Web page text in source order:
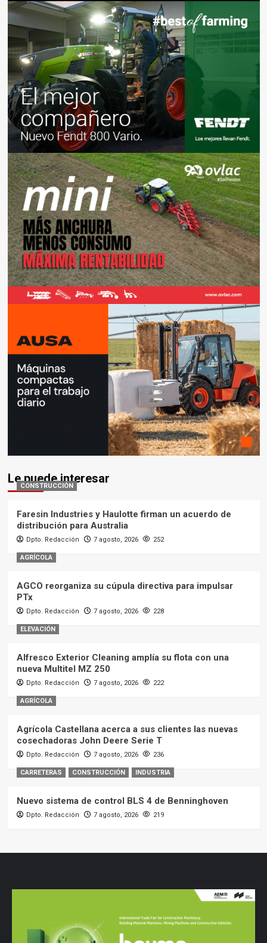
Le puede interesar
CONSTRUCCIÓN
Faresin Industries y Haulotte firman un acuerdo de
distribución para Australia
Dpto. Redacción 7 agosto, 2026 252
AGRÍCOLA
AGCO reorganiza su cúpula directiva para impulsar
PTx
Dpto. Redacción 7 agosto, 2026 228
ELEVACIÓN
Alfresco Exterior Cleaning amplía su flota con una
nueva Multitel MZ 250
Dpto. Redacción 7 agosto, 2026 222
AGRÍCOLA
Agrícola Castellana acerca a sus clientes las nuevas
cosechadoras John Deere Serie T
Dpto. Redacción 7 agosto, 2026 236
CARRETERAS CONSTRUCCIÓN INDUSTRIA
Nuevo sistema de control BLS 4 de Benninghoven
Dpto. Redacción 7 agosto, 2026 219